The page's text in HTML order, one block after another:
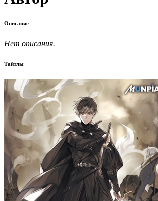
Описание
Нет описания.
Тайтлы